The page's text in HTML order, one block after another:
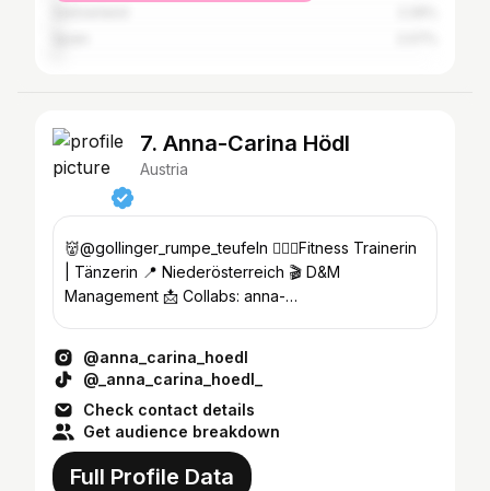
7. Anna-Carina Hödl
Austria
👹@gollinger_rumpe_teufeln 🏋🏻‍♀️Fitness Trainerin
| Tänzerin 📍 Niederösterreich 🎬 D&M
Management 📩 Collabs: anna-
@anna_carina_hoedl
@_anna_carina_hoedl_
Check contact details
Get audience breakdown
Full Profile Data